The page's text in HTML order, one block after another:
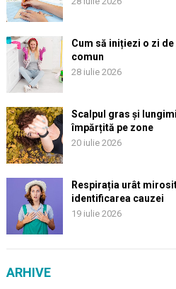
Cum să inițiezi o zi
comun
28 iulie 2026
Scalpul gras și
împărțită pe zone
20 iulie 2026
Respirația urât
identificarea cauzei
19 iulie 2026
ARHIVE